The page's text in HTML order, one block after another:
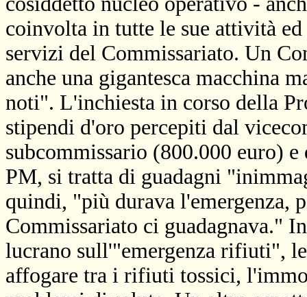
coinvolta in tutte le sue attività
servizi del Commissariato. Un
anche una gigantesca macchina
noti". L'inchiesta in corso della
stipendi d'oro percepiti dal
subcommissario (800.000 euro)
PM, si tratta di guadagni
quindi, "più durava l'emergenza,
Commissariato ci guadagnava."
lucrano sull'"emergenza rifiuti",
affogare tra i rifiuti tossici,